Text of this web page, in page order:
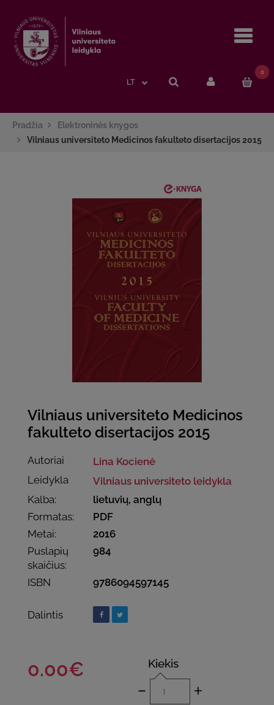
LT
0
Pradžia
Elektroninės knygos
Vilniaus universiteto Medicinos fakulteto disertacijos 2015
Vilniaus universiteto Medicinos
fakulteto disertacijos 2015
Autoriai
Lina Kocienė
Leidykla
Vilniaus universiteto leidykla
Kalba:
lietuvių, anglų
Formatas:
PDF
Metai:
2016
Puslapių
skaičius:
984
ISBN 9786094597145
Dalintis
0.00€ Kiekis
- +